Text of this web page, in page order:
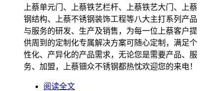
上蔡单元门、上蔡铁艺栏杆、上蔡铁艺大门、上蔡
钢结构、上蔡不锈钢装饰工程等八大主打系列产品
与服务的研发、生产及销售，为每一位上蔡客户提
供周到的定制化专属解决方案可随心定制，满足个
性化、产异化的产品需求，无论您是需要产品、服
务、加盟，上蔡钿众不锈钢都热忱欢迎您的来电！
阅读全文